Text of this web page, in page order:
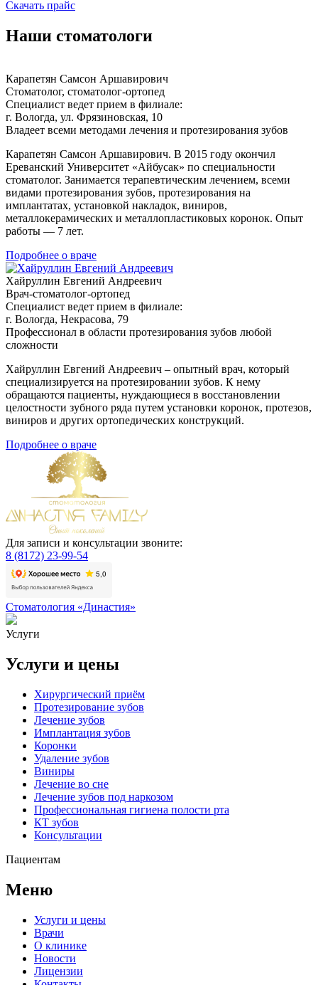
Скачать прайс
Наши стоматологи
Карапетян Самсон Аршавирович
Стоматолог, стоматолог-ортопед
Специалист ведет прием в филиале:
г. Вологда, ул. Фрязиновская, 10
Владеет всеми методами лечения и протезирования зубов
Карапетян Самсон Аршавирович. В 2015 году окончил
Ереванский Университет «Айбусак» по специальности
стоматолог. Занимается терапевтическим лечением, всеми
видами протезирования зубов, протезирования на
имплантатах, установкой накладок, виниров,
металлокерамических и металлопластиковых коронок. Опыт
работы — 7 лет.
Подробнее о враче
Хайруллин Евгений Андреевич
Врач-стоматолог-ортопед
Специалист ведет прием в филиале:
г. Вологда, Некрасова, 79
Профессионал в области протезирования зубов любой
сложности
Хайруллин Евгений Андреевич – опытный врач, который
специализируется на протезировании зубов. К нему
обращаются пациенты, нуждающиеся в восстановлении
целостности зубного ряда путем установки коронок, протезов,
виниров и других ортопедических конструкций.
Подробнее о враче
Для записи и консультации звоните:
8 (8172) 23-99-54
Стоматология «Династия»
Услуги
Услуги и цены
Хирургический приём
Протезирование зубов
Лечение зубов
Имплантация зубов
Коронки
Удаление зубов
Виниры
Лечение во сне
Лечение зубов под наркозом
Профессиональная гигиена полости рта
КТ зубов
Консультации
Пациентам
Меню
Услуги и цены
Врачи
О клинике
Новости
Лицензии